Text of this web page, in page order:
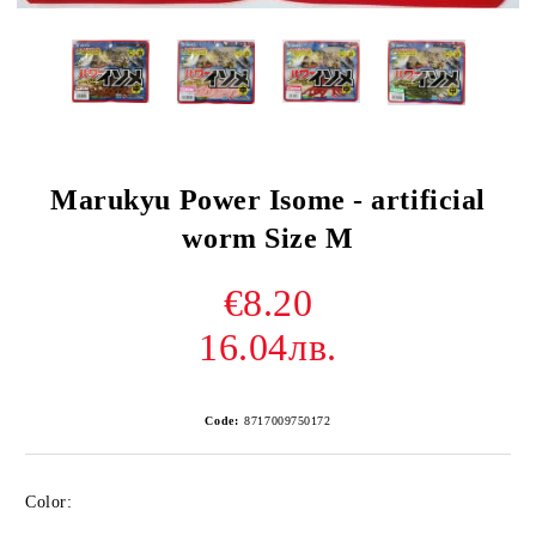
Marukyu Power Isome - artificial
worm Size M
€8.20
16.04лв.
Code: 8717009750172
Color: